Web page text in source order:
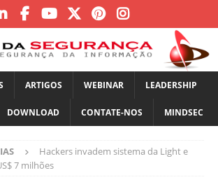
ARTIGOS WEBINAR LEADERSHIP
DOWNLOAD CONTATE-NOS MINDSEC
Hackers invadem sistema da Light e
7 milhões